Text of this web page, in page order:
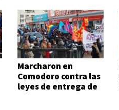
Marcharon en
Comodoro contra las
leyes de entrega de